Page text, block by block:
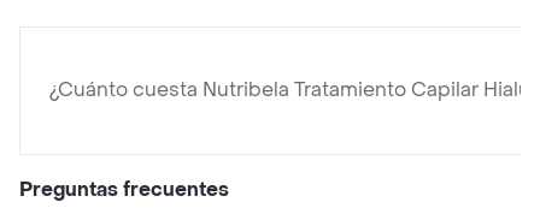
¿Cuánto cuesta Nutribela Tratamiento Capilar
Preguntas frecuentes